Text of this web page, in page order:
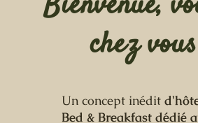
chez
Un concept inédit
Bed & Breakfast dédié